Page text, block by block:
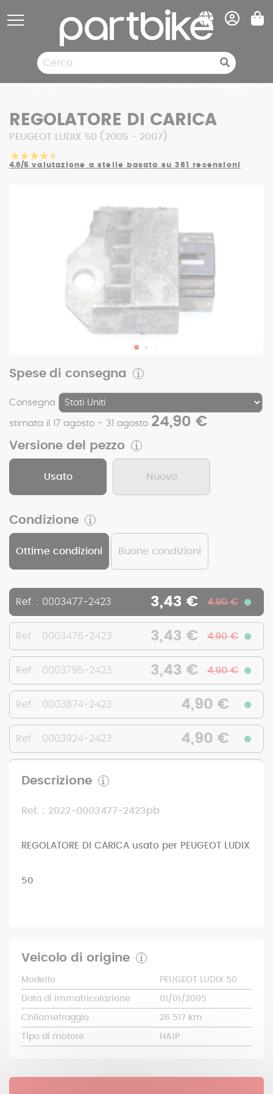
REGOLATORE DI CARICA
PEUGEOT LUDIX 50 (2005 - 2007)
4.6/5 valutazione a stelle basata su 381 recensioni
Spese di consegna
Consegna
stimata il 17 agosto - 31 agosto 24,90 €
Versione del pezzo
Usato Nuovo
Condizione
Ottime condizioni Buone condizioni
Ref. : 0003477-2423 3,43 € 4,90 €
Ref. : 0003476-2423 3,43 € 4,90 €
Ref. : 0003795-2423 3,43 € 4,90 €
Ref. : 0003874-2423 4,90 €
Ref. : 0003924-2423 4,90 €
Ref. : 0004302-2423
Ref. : 0004399-2423
Ref. : 0005189-2423 4,90 €
Descrizione
Ref. : 2022-0003477-2423pb
REGOLATORE DI CARICA usato per PEUGEOT LUDIX
50
Veicolo di origine
Modello PEUGEOT LUDIX 50
Data di immatricolazione 01/01/2005
Chilometraggio 26 517 km
Tipo di motore HA1P